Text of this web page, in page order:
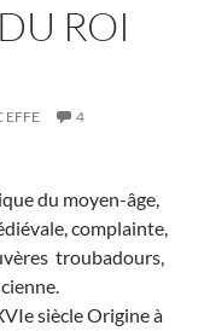
ROI
EFFE
4
du moyen-âge,
complainte,
troubadours,
siècle Origine à